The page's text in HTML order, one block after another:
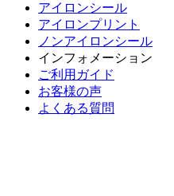
アイロンシール
アイロンプリント
ノンアイロンシール
インフォメーション
ご利用ガイド
お客様の声
よくある質問